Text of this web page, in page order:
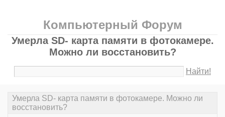
Компьютерный Форум
Умерла SD- карта памяти в фотокамере.
Можно ли восстановить?
Найти!
Умерла SD- карта памяти в фотокамере. Можно ли
восстановить?